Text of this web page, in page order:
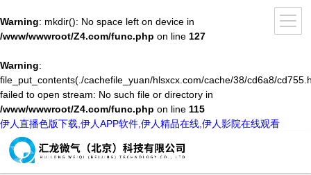
Warning: mkdir(): No space left on device in
/www/wwwroot/Z4.com/func.php on line 127
Warning:
file_put_contents(./cachefile_yuan/hlsxcx.com/cache/38/cd6a8/
failed to open stream: No such file or directory in
/www/wwwroot/Z4.com/func.php on line 115
伊人直播色版下载,伊人APP软件,伊人精品在线,伊人影院在线观看